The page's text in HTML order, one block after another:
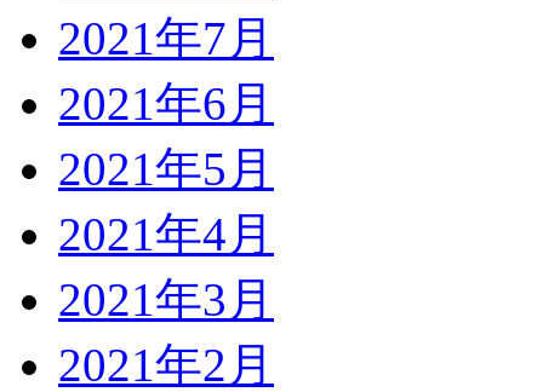
2021年7月
2021年6月
2021年5月
2021年4月
2021年3月
2021年2月